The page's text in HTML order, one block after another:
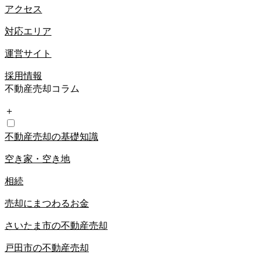
アクセス
対応エリア
運営サイト
採用情報
不動産売却コラム
＋
不動産売却の基礎知識
空き家・空き地
相続
売却にまつわるお金
さいたま市の不動産売却
戸田市の不動産売却